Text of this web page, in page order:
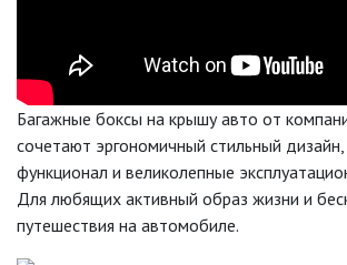
Багажные боксы на крышу авто от
сочетают эргономичный стильный
функционал и великолепные
Для любящих активный образ жизни и
путешествия на автомобиле.